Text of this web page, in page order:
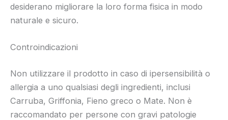
desiderano migliorare la loro forma fisica in modo
naturale e sicuro.
Controindicazioni
Non utilizzare il prodotto in caso di ipersensibilità o
allergia a uno qualsiasi degli ingredienti, inclusi
Carruba, Griffonia, Fieno greco o Mate. Non è
raccomandato per persone con gravi patologie